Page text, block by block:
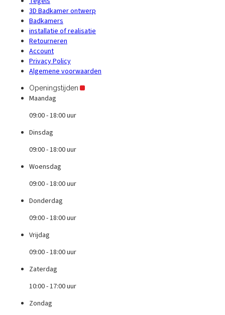
3D Badkamer ontwerp
Badkamers
installatie of realisatie
Retourneren
Account
Privacy Policy
Algemene voorwaarden
Openingstijden
Maandag
09:00 - 18:00 uur
Dinsdag
09:00 - 18:00 uur
Woensdag
09:00 - 18:00 uur
Donderdag
09:00 - 18:00 uur
Vrijdag
09:00 - 18:00 uur
Zaterdag
10:00 - 17:00 uur
Zondag